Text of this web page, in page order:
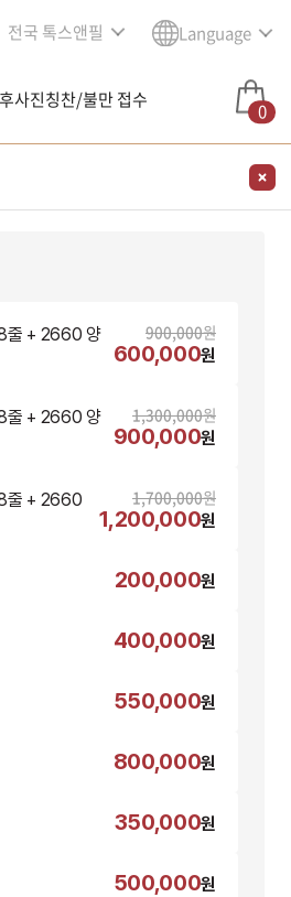
전국 톡스앤필 Language
사진칭찬/불만 접수 0
줄 + 2660 양
900,000원
600,000원
줄 + 2660 양
1,300,000원
900,000원
줄 + 2660
1,700,000원
1,200,000원
200,000원
400,000원
550,000원
800,000원
350,000원
500,000원